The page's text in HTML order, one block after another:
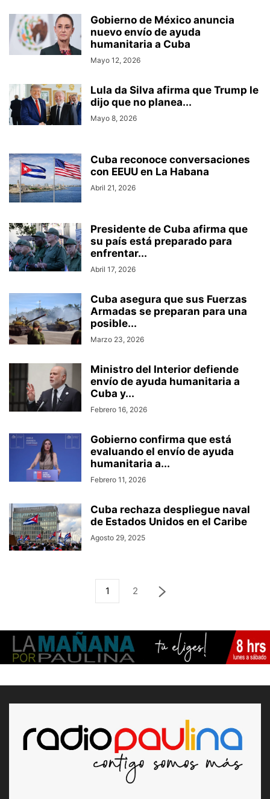
Gobierno de México anuncia
nuevo envío de ayuda
humanitaria a Cuba
Mayo 12, 2026
Lula da Silva afirma que Trump le
dijo que no planea...
Mayo 8, 2026
Cuba reconoce conversaciones
con EEUU en La Habana
Abril 21, 2026
Presidente de Cuba afirma que
su país está preparado para
enfrentar...
Abril 17, 2026
Cuba asegura que sus Fuerzas
Armadas se preparan para una
posible...
Marzo 23, 2026
Ministro del Interior defiende
envío de ayuda humanitaria a
Cuba y...
Febrero 16, 2026
Gobierno confirma que está
evaluando el envío de ayuda
humanitaria a...
Febrero 11, 2026
Cuba rechaza despliegue naval
de Estados Unidos en el Caribe
Agosto 29, 2025
1 2